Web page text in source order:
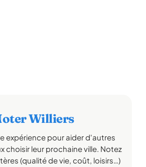
Williers
expérience pour aider d'autres
choisir leur prochaine ville. Notez
(qualité de vie, coût, loisirs…)